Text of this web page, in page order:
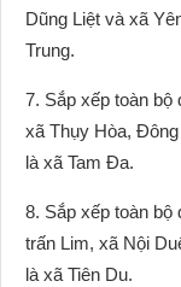
Dũng Liệt và xã
Trung.
7. Sắp xếp toàn bộ
xã Thụy Hòa,
là xã Tam Đa.
8. Sắp xếp toàn bộ
trấn Lim, xã Nội
là xã Tiên Du.